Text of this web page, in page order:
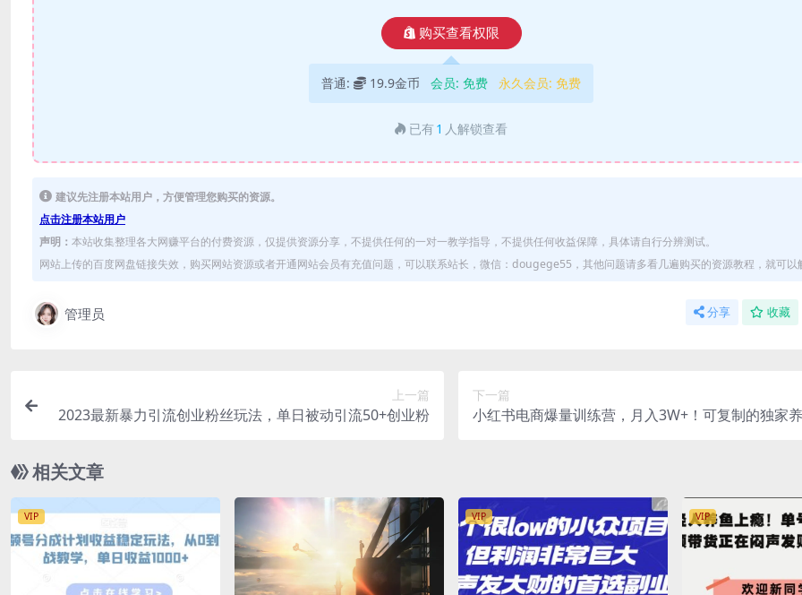
购买查看权限
普通: 19.9金币 会员: 免费 永久会员: 免费
已有 1 人解锁查看
建议先注册本站用户，方便管理您购买的资源。
点击注册本站用户
声明： 本站收集整理各大网赚平台的付费资源，仅提供资源分享，不提供任何的一对一教学指导，不提供任何收益保障，具体请自行分辨测试。
网站上传的百度网盘链接失效，购买网站资源或者开通网站会员有充值问题，可以联系站长，微信：dougege55，其他问题请多看几遍购买的资源教程，就可以
管理员 分享 收藏
上一篇
2023最新暴力引流创业粉丝玩法，单日被动引流50+创业粉
下一篇
小红书电商爆量训练营，月入3W+！可复制的独家
相关文章
VIP VIP VIP